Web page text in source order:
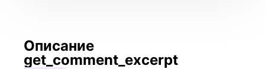
Описание
get_comment_excerpt